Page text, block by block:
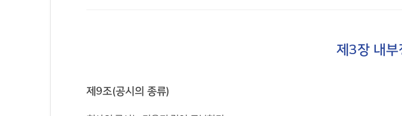
제3장 내
제9조(공시의 종류)